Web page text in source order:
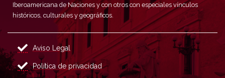
Iberoamericana de Naciones y con otros con especiales vínculos
históricos, culturales y geográficos.
Aviso Legal
Política de privacidad